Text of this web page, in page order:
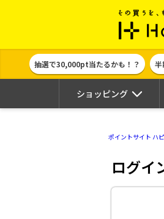
抽選で30,000pt当たるかも！？ 半
ショッピング
ポイントサイト ハ
ログイ